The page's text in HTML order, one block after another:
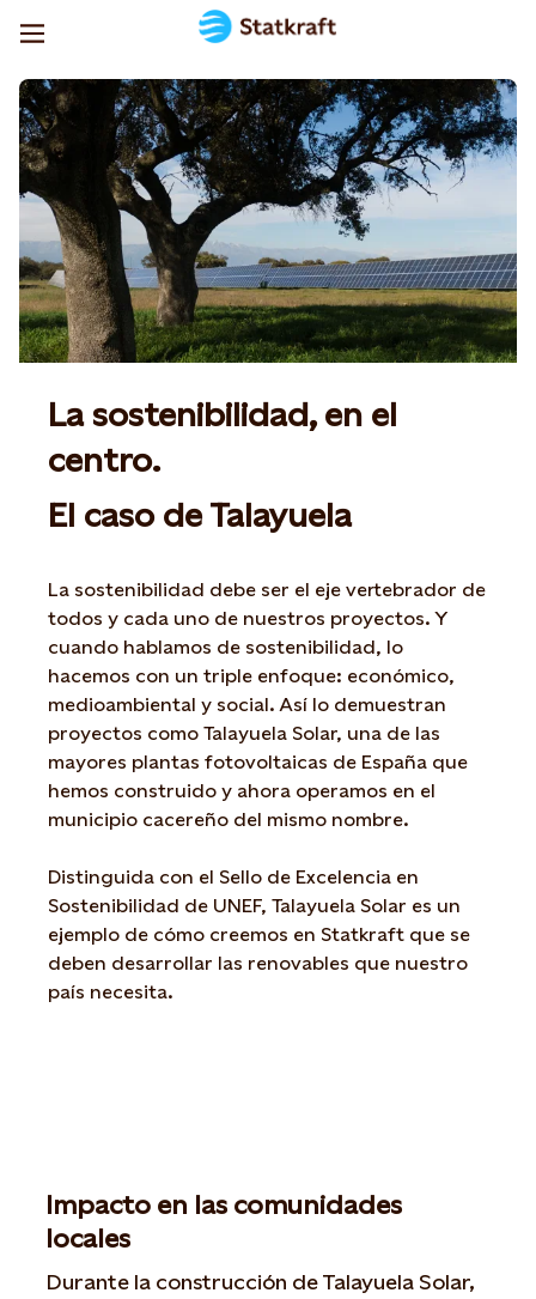
La sostenibilidad, en el
centro.
El caso de Talayuela
La sostenibilidad debe ser el eje vertebrador de
todos y cada uno de nuestros proyectos. Y
cuando hablamos de sostenibilidad, lo
hacemos con un triple enfoque: económico,
medioambiental y social. Así lo demuestran
proyectos como Talayuela Solar, una de las
mayores plantas fotovoltaicas de España que
hemos construido y ahora operamos en el
municipio cacereño del mismo nombre.
Distinguida con el Sello de Excelencia en
Sostenibilidad de UNEF, Talayuela Solar es un
ejemplo de cómo creemos en Statkraft que se
deben desarrollar las renovables que nuestro
país necesita.
Impacto en las comunidades
locales
Durante la construcción de Talayuela Solar,